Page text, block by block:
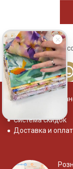
Сохраните себе в
Распродажа
Система скидок
Доставка и